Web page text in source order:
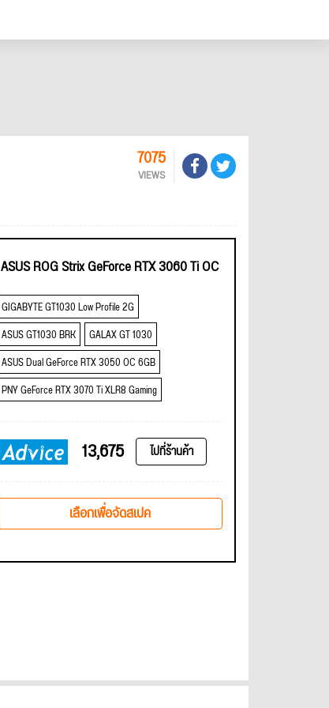
7075
VIEWS
ASUS ROG Strix GeForce RTX 3060 Ti OC
GIGABYTE GT1030 Low Profile 2G
ASUS GT1030 BRK
GALAX GT 1030
ASUS Dual GeForce RTX 3050 OC 6GB
PNY GeForce RTX 3070 Ti XLR8 Gaming
13,675 ไปที่ร้านค้า
เลือกเพื่อจัดสเปค